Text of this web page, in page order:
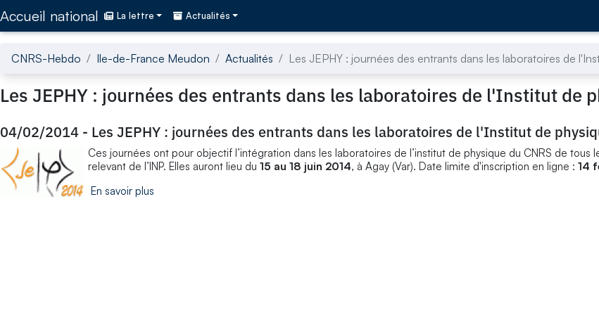
Accueil national La lettre Actualités
CNRS-Hebdo Ile-de-France Meudon Actualités Les JEPHY : journées des entrants dans les laboratoires de
Les JEPHY : journées des entrants dans les laboratoires de l'Institut de
04/02/2014 - Les JEPHY : journées des entrants dans les laboratoires de l'Institut de
Ces journées ont pour objectif l’intégration dans les laboratoires de l’institut de physique du CNRS de tous
relevant de l’INP. Elles auront lieu du 15 au 18 juin 2014, à Agay (Var). Date limite d'inscription en ligne : 14
En savoir plus